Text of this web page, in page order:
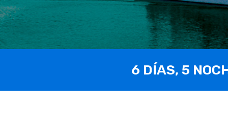
6 DÍAS, 5